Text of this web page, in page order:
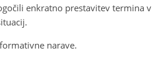
enkratno prestavitev termina v
narave.